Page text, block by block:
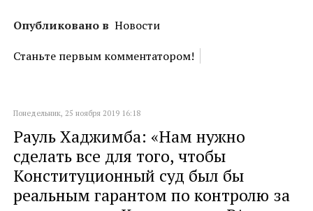
Опубликовано в Новости
Станьте первым комментатором!
Понедельник, 25 ноября 2019 16:18
Рауль Хаджимба: «Нам нужно
сделать все для того, чтобы
Конституционный суд был бы
реальным гарантом по контролю за